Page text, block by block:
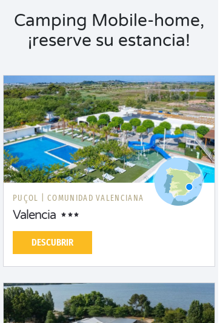
Camping Mobile-home,
¡reserve su estancia!
PUÇOL | COMUNIDAD VALENCIANA
Valencia
DESCUBRIR